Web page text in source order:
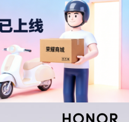
7 Processor 251HX